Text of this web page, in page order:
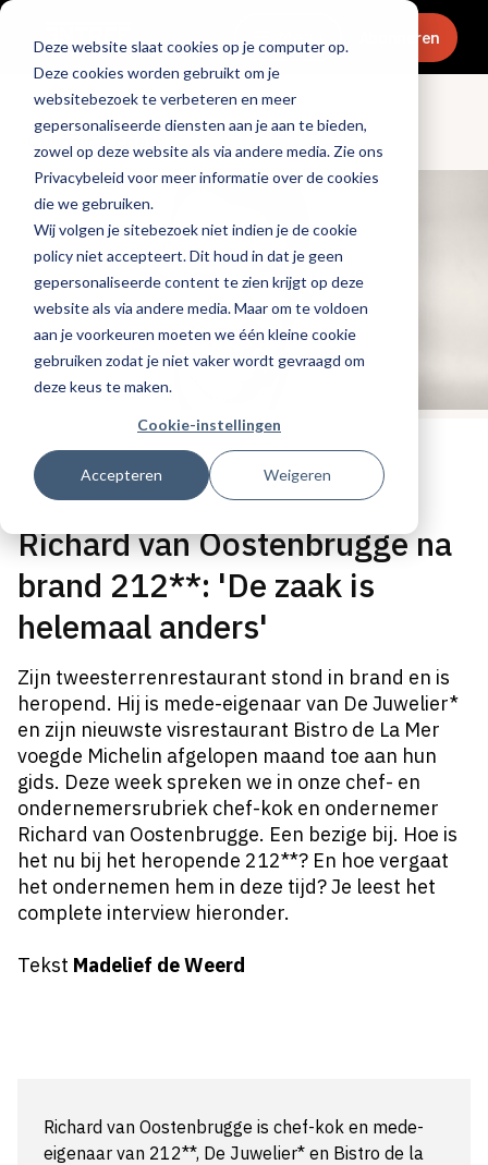
Deze website slaat cookies op je computer op.
Deze cookies worden gebruikt om je
websitebezoek te verbeteren en meer
gepersonaliseerde diensten aan je aan te bieden,
zowel op deze website als via andere media. Zie ons
Privacybeleid voor meer informatie over de cookies
die we gebruiken.
Wij volgen je sitebezoek niet indien je de cookie
policy niet accepteert. Dit houd in dat je geen
gepersonaliseerde content te zien krijgt op deze
website als via andere media. Maar om te voldoen
aan je voorkeuren moeten we één kleine cookie
gebruiken zodat je niet vaker wordt gevraagd om
deze keus te maken.
Cookie-instellingen
Accepteren Weigeren
Menu Abonneren
Culinair & chefs
Tags:chefs,michelin
Gepubliceerd op: 16 december 2022
Richard van Oostenbrugge na
brand 212**: 'De zaak is
helemaal anders'
Zijn tweesterrenrestaurant stond in brand en is
heropend. Hij is mede-eigenaar van De Juwelier*
en zijn nieuwste visrestaurant Bistro de La Mer
voegde Michelin afgelopen maand toe aan hun
gids. Deze week spreken we in onze chef- en
ondernemersrubriek chef-kok en ondernemer
Richard van Oostenbrugge. Een bezige bij. Hoe is
het nu bij het heropende 212**? En hoe vergaat
het ondernemen hem in deze tijd? Je leest het
complete interview hieronder.
Tekst Madelief de Weerd
Richard van Oostenbrugge is chef-kok en mede-
eigenaar van 212**, De Juwelier* en Bistro de la